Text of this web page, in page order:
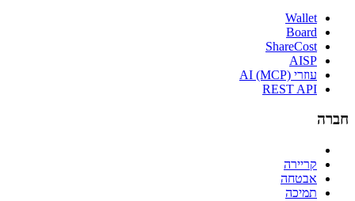
Wallet
Board
ShareCost
AISP
עוזרי AI (MCP)
REST API
חברה
קריירה
אבטחה
תמיכה